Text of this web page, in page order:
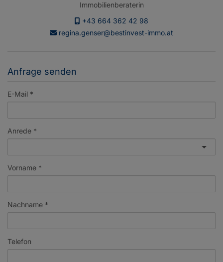
Immobilienberaterin
+43 664 362 42 98
regina.genser@bestinvest-immo.at
Anfrage senden
E-Mail
Anrede
Vorname
Nachname
Telefon